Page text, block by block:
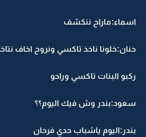
اسماء:ماراح ننكشف
حنان:خلونا ناخذ تاكسي ونروح اخاف
ركبو البنات تاكسي وراحو
سعود:بندر وش فيك اليوم؟؟
بندر:اليوم ياشباب حدي فرحان